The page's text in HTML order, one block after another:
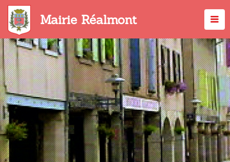
Aller
contenu
principal
Mairie Réalmont